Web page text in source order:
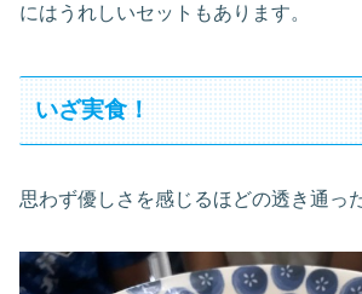
にはうれしいセットもあります。
いざ実食！
思わず優しさを感じるほどの透き通っ